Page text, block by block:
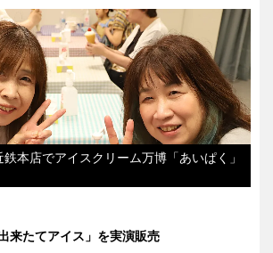
本店でアイスクリーム万博「あいぱく」
出来たてアイス」を実演販売